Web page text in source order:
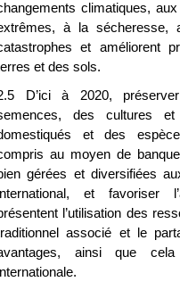
climatiques,
à la sécheresse,
et améliorent
et des sols.
D’ici à 2020,
des cultures
et des
au moyen de
gérées et diversifiées
et favoriser
l’utilisation des
associé et le
ainsi que